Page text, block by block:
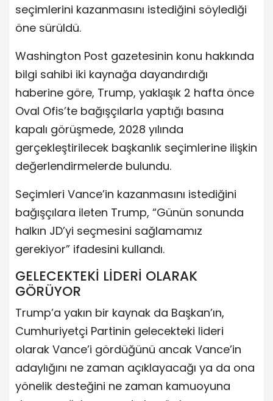
seçimlerini kazanmasını istediğini söylediği
öne sürüldü.
Washington Post gazetesinin konu hakkında
bilgi sahibi iki kaynağa dayandırdığı
haberine göre, Trump, yaklaşık 2 hafta önce
Oval Ofis’te bağışçılarla yaptığı basına
kapalı görüşmede, 2028 yılında
gerçekleştirilecek başkanlık seçimlerine ilişkin
değerlendirmelerde bulundu.
Seçimleri Vance’in kazanmasını istediğini
bağışçılara ileten Trump, “Günün sonunda
halkın JD’yi seçmesini sağlamamız
gerekiyor” ifadesini kullandı.
GELECEKTEKİ LİDERİ OLARAK
GÖRÜYOR
Trump’a yakın bir kaynak da Başkan’ın,
Cumhuriyetçi Partinin gelecekteki lideri
olarak Vance’i gördüğünü ancak Vance’in
adaylığını ne zaman açıklayacağı ya da ona
yönelik desteğini ne zaman kamuoyuna